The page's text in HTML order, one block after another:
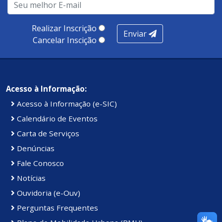
produtividade. Somados, todos as categorias totalizam
Kennedy.Realizar Inscrição
Cancelar Inscição
Enviar
Acesso à Informação:
Acesso à Informação (e-SIC)
Calendário de Eventos
Carta de Serviços
Denúncias
Fale Conosco
Notícias
Ouvidoria (e-Ouv)
Perguntas Frequentes